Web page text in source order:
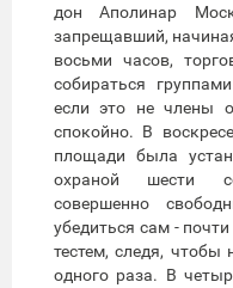
дон Аполинар
запрещавший,
восьми часов,
собираться
если это не члены
спокойно. В
площади была
охраной шести
совершенно
убедиться сам -
тестем, следя, чтобы
одного раза. В